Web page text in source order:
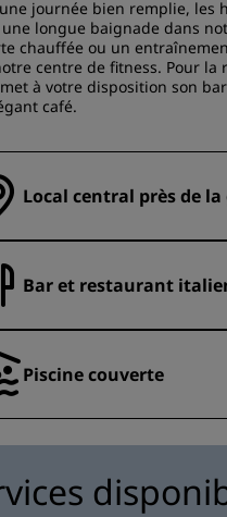
journée bien remplie, les
une longue baignade dans
chauffée ou un
centre de fitness. Pour la
met à votre disposition son
café.
Local central près de la
Bar et restaurant
Piscine couverte